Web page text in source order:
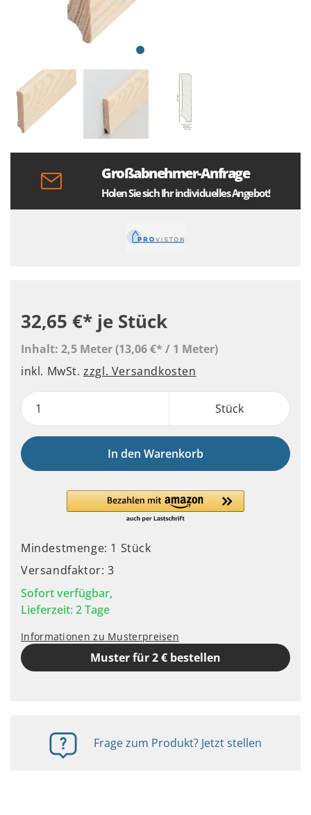
Großabnehmer-Anfrage
Holen Sie sich Ihr individuelles Angebot!
32,65 €* je Stück
Inhalt: 2,5 Meter(13,06 €* / 1 Meter)
inkl. MwSt.zzgl. Versandkosten
Stück
In den Warenkorb
Mindestmenge: 1 Stück
Versandfaktor: 3
Sofort verfügbar,
Lieferzeit: 2 Tage
Informationen zu Musterpreisen
Muster für 2 € bestellen
Frage zum Produkt? Jetzt stellen